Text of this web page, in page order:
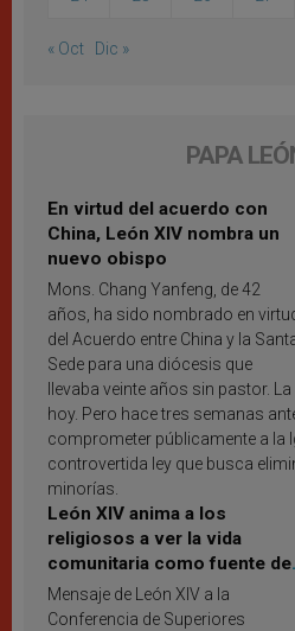
« Oct Dic »
PAPA
En virtud del acuerdo con
China, León XIV nombra un
nuevo obispo
Mons. Chang Yanfeng, de 42
años, ha sido nombrado en
del Acuerdo entre China y la
Sede para una diócesis que
llevaba veinte años sin pastor.
hoy. Pero hace tres semanas
comprometer públicamente a la
controvertida ley que busca
minorías.
León XIV anima a los
religiosos a ver la vida
comunitaria como fuente de
inspiración y santificación
Mensaje de León XIV a la
Conferencia de Superiores